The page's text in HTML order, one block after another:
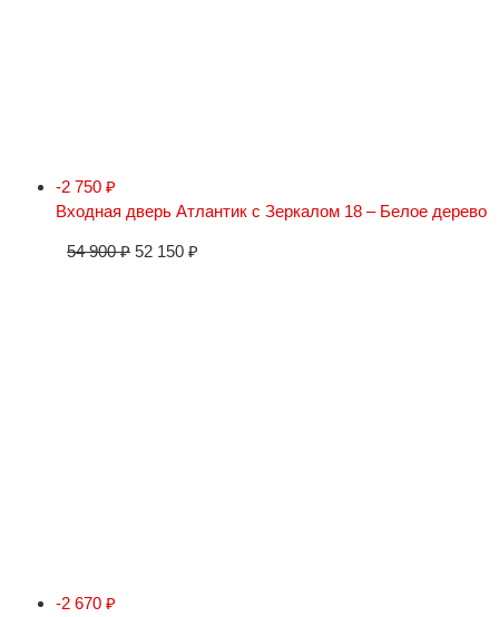
-2 750 ₽
Входная дверь Атлантик с Зеркалом 18 – Белое дерево
54 900₽ 52 150 ₽
-2 670 ₽